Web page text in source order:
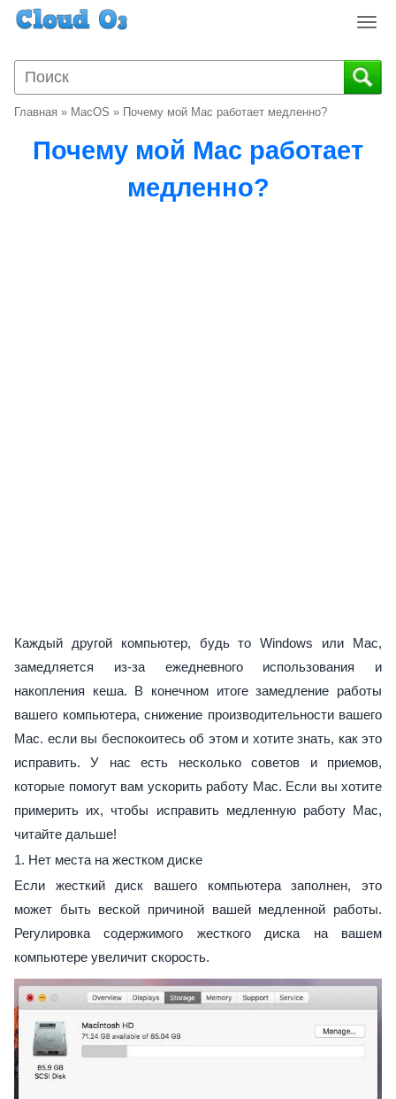
T
g
g
Главная » MacOS » Почему мой Mac работает медленно?
Почему мой Mac работает
медленно?
Каждый другой компьютер, будь то Windows или Mac,
замедляется из-за ежедневного использования и
накопления кеша. В конечном итоге замедление работы
вашего компьютера, снижение производительности вашего
Mac. если вы беспокоитесь об этом и хотите знать, как это
исправить. У нас есть несколько советов и приемов,
которые помогут вам ускорить работу Mac. Если вы хотите
примерить их, чтобы исправить медленную работу Mac,
читайте дальше!
1. Нет места на жестком диске
Если жесткий диск вашего компьютера заполнен, это
может быть веской причиной вашей медленной работы.
Регулировка содержимого жесткого диска на вашем
компьютере увеличит скорость.